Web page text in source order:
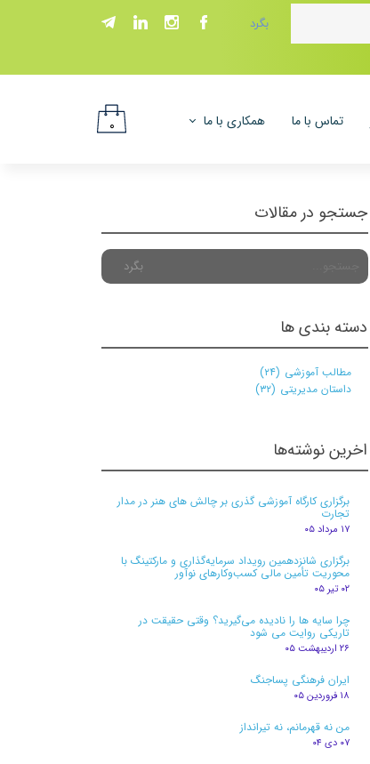
بگرد
تماس با ما همکاری با ما ۰
دسته بندی ها
مطالب آموزشی (۲۴)
داستان مدیریتی (۳۲)
جستجو در مقالات
بگرد
اخرین نوشته‌ها
برگزاری کارگاه آموزشی گذری بر چالش های هنر در مدار
تجارت
۱۷ مرداد ۰۵
برگزاری شانزدهمین رویداد سرمایه‌گذاری و مارکتینگ با
محوریت تأمین مالی کسب‌وکارهای نوآور
۰۲ تیر ۰۵
چرا سایه ها را نادیده می‌گیرید؟ وقتی حقیقت در
تاریکی روایت می شود
۲۶ اردیبهشت ۰۵
ایران فرهنگی پساجنگ
۱۸ فروردین ۰۵
من نه قهرمانم، نه تیرانداز
۰۷ دی ۰۴